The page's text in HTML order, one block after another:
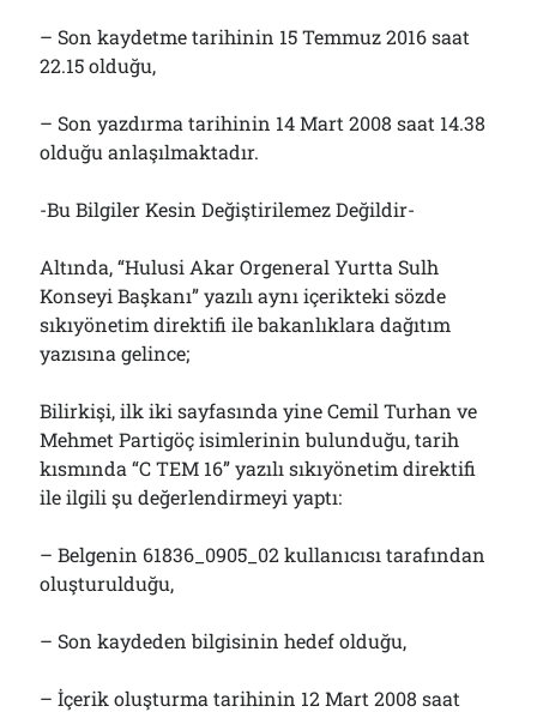
– Son kaydetme tarihinin 15 Temmuz 2016 saat
22.15 olduğu,
– Son yazdırma tarihinin 14 Mart 2008 saat 14.38
olduğu anlaşılmaktadır.
-Bu Bilgiler Kesin Değiştirilemez Değildir-
Altında, “Hulusi Akar Orgeneral Yurtta Sulh
Konseyi Başkanı” yazılı aynı içerikteki sözde
sıkıyönetim direktifi ile bakanlıklara dağıtım
yazısına gelince;
Bilirkişi, ilk iki sayfasında yine Cemil Turhan ve
Mehmet Partigöç isimlerinin bulunduğu, tarih
kısmında “C TEM 16” yazılı sıkıyönetim direktifi
ile ilgili şu değerlendirmeyi yaptı:
– Belgenin 61836_0905_02 kullanıcısı tarafından
oluşturulduğu,
– Son kaydeden bilgisinin hedef olduğu,
– İçerik oluşturma tarihinin 12 Mart 2008 saat